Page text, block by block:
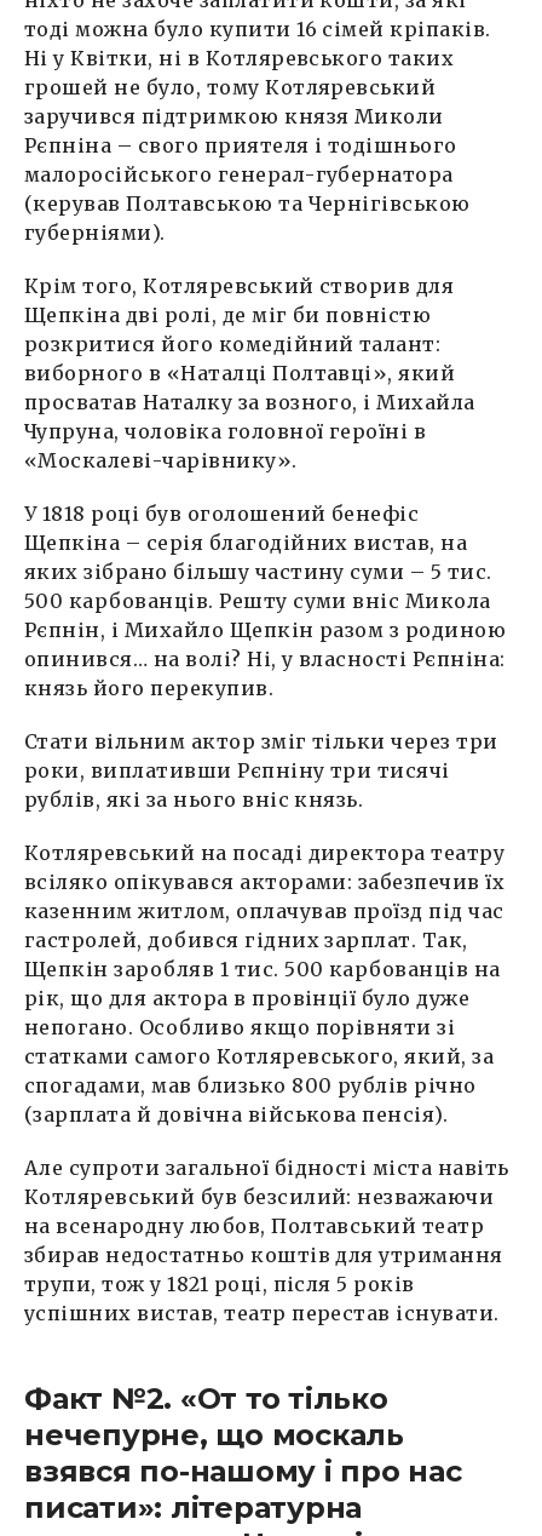
тоді можна було купити 16 сімей кріпаків.
Ні у Квітки, ні в Котляревського таких
грошей не було, тому Котляревський
заручився підтримкою князя Миколи
Рєпніна – свого приятеля і тодішнього
малоросійського генерал-губернатора
(керував Полтавською та Чернігівською
губерніями).
Крім того, Котляревський створив для
Щепкіна дві ролі, де міг би повністю
розкритися його комедійний талант:
виборного в «Наталці Полтавці», який
просватав Наталку за возного, і Михайла
Чупруна, чоловіка головної героїні в
«Москалеві-чарівнику».
У 1818 році був оголошений бенефіс
Щепкіна – серія благодійних вистав, на
яких зібрано більшу частину суми – 5 тис.
500 карбованців. Решту суми вніс Микола
Рєпнін, і Михайло Щепкін разом з родиною
опинився… на волі? Ні, у власності Рєпніна:
князь його перекупив.
Стати вільним актор зміг тільки через три
роки, виплативши Рєпніну три тисячі
рублів, які за нього вніс князь.
Котляревський на посаді директора театру
всіляко опікувався акторами: забезпечив їх
казенним житлом, оплачував проїзд під час
гастролей, добився гідних зарплат. Так,
Щепкін заробляв 1 тис. 500 карбованців на
рік, що для актора в провінції було дуже
непогано. Особливо якщо порівняти зі
статками самого Котляревського, який, за
спогадами, мав близько 800 рублів річно
(зарплата й довічна військова пенсія).
Але супроти загальної бідності міста навіть
Котляревський був безсилий: незважаючи
на всенародну любов, Полтавський театр
збирав недостатньо коштів для утримання
трупи, тож у 1821 році, після 5 років
успішних вистав, театр перестав існувати.
Факт №2. «От то тілько
нечепурне, що москаль
взявся по-нашому і про нас
писати»: літературна